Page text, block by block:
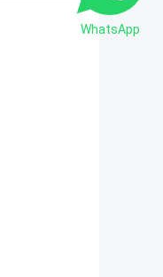
WhatsApp